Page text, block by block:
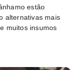
estão
alternativas mais
muitos insumos